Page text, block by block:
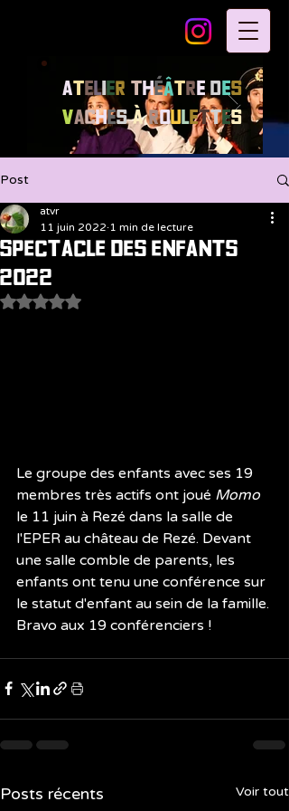
Atelier Théâtre des
Vaches à Roulettes
Post
Spectacle des enfants
2022
atvr
11 juin 2022 1 min de lecture
Noté NaN étoiles sur 5.
Le groupe des enfants avec ses 19
membres très actifs ont joué Momo
le 11 juin à Rezé dans la salle de
l'EPER au château de Rezé. Devant
une salle comble de parents, les
enfants ont tenu une conférence sur
le statut d'enfant au sein de la famille.
Bravo aux 19 conférenciers !
Posts récents Voir tout